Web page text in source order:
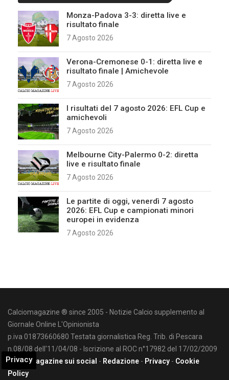
Monza-Padova 3-3: diretta live e
risultato finale
7 Agosto 2026
Verona-Cremonese 0-1: diretta live e
risultato finale | Amichevole
7 Agosto 2026
I risultati del 7 agosto 2026: EFL Cup e
amichevoli
7 Agosto 2026
Melbourne City-Palermo 0-2: diretta
live e risultato finale
7 Agosto 2026
Le partite di oggi, venerdì 7 agosto
2026: EFL Cup e campionati minori
europei in evidenza
7 Agosto 2026
Calciomagazine ® since 2005 - Notizie Calcio supplemento al
Giornale Online L'Opinionista
p.iva 01873660680 Testata giornalistica Reg. Trib. di Pescara
n.08/08 dell'11/04/08 - Iscrizione al ROC n°17982 del 17/02/2009
Calciomagazine sui social - Redazione - Privacy - Cookie
Policy
Privacy